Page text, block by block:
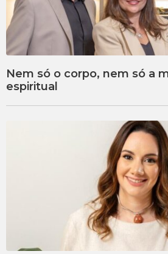
Nem só o corpo, nem só a
espiritual